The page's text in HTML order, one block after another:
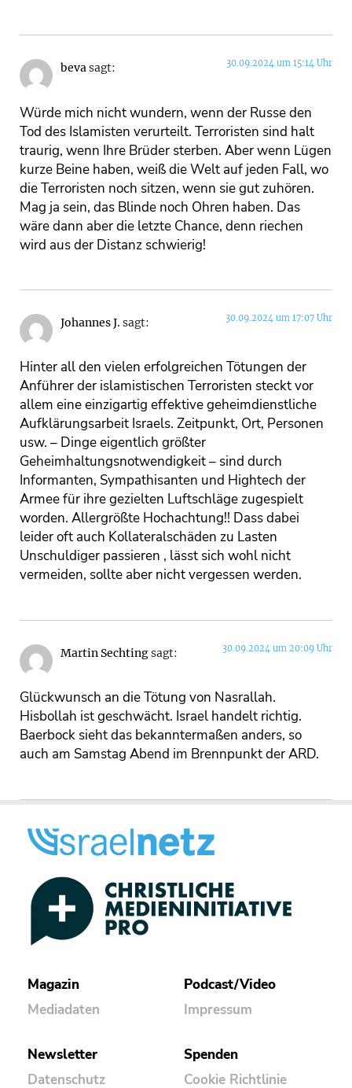
bevasagt: 30.09.2024 um 15:14 Uhr
Würde mich nicht wundern, wenn der Russe den
Tod des Islamisten verurteilt. Terroristen sind halt
traurig, wenn Ihre Brüder sterben. Aber wenn Lügen
kurze Beine haben, weiß die Welt auf jeden Fall, wo
die Terroristen noch sitzen, wenn sie gut zuhören.
Mag ja sein, das Blinde noch Ohren haben. Das
wäre dann aber die letzte Chance, denn riechen
wird aus der Distanz schwierig!
Johannes J. sagt: 30.09.2024 um 17:07 Uhr
Hinter all den vielen erfolgreichen Tötungen der
Anführer der islamistischen Terroristen steckt vor
allem eine einzigartig effektive geheimdienstliche
Aufklärungsarbeit Israels. Zeitpunkt, Ort, Personen
usw. – Dinge eigentlich größter
Geheimhaltungsnotwendigkeit – sind durch
Informanten, Sympathisanten und Hightech der
Armee für ihre gezielten Luftschläge zugespielt
worden. Allergrößte Hochachtung!! Dass dabei
leider oft auch Kollateralschäden zu Lasten
Unschuldiger passieren , lässt sich wohl nicht
vermeiden, sollte aber nicht vergessen werden.
Martin Sechtingsagt: 30.09.2024 um 20:09 Uhr
Glückwunsch an die Tötung von Nasrallah.
Hisbollah ist geschwächt. Israel handelt richtig.
Baerbock sieht das bekanntermaßen anders, so
auch am Samstag Abend im Brennpunkt der ARD.
Magazin
Mediadaten
Podcast/Video
Impressum
Newsletter
Datenschutz
Spenden
Cookie Richtlinie